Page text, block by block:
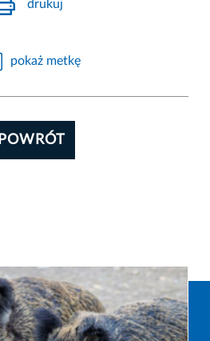
drukuj
pokaż metkę
POWRÓT